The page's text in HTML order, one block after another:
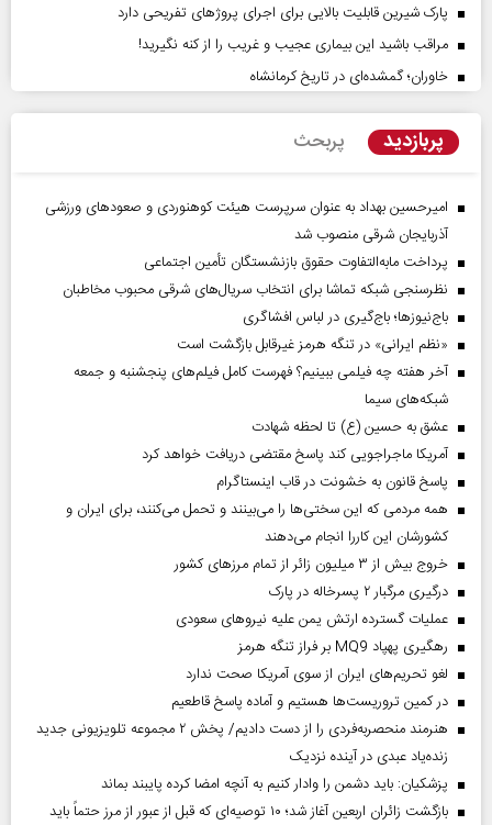
پارک شیرین قابلیت‌ بالایی برای اجرای پروژهای تفریحی دارد
مراقب باشید این بیماری عجیب و غریب را از کنه نگیرید!
خاوران؛ گمشده‌ای در تاریخ کرمانشاه
پربازدید پربحث
امیرحسین بهداد به عنوان سرپرست هیئت کوهنوردی و صعودهای ورزشی
آذربایجان شرقی منصوب شد
پرداخت مابه‌التفاوت حقوق بازنشستگان تأمین اجتماعی
نظرسنجی شبکه تماشا برای انتخاب سریال‌های شرقی محبوب مخاطبان
باج‌نیوزها؛ باج‌گیری در لباس افشاگری
«نظم ایرانی» در تنگه هرمز غیرقابل بازگشت است
آخر هفته چه فیلمی ببینیم؟ فهرست کامل فیلم‌های پنجشنبه و جمعه
شبکه‌های سیما
عشق به حسین (ع) تا لحظه شهادت
آمریکا ماجراجویی کند پاسخ مقتضی دریافت خواهد کرد
پاسخ قانون به خشونت در قاب اینستاگرام
همه مردمی که این سختی‌ها را می‌بینند و تحمل می‌کنند، برای ایران و
کشورشان این کاررا انجام می‌دهند
خروج بیش از ۳ میلیون زائر از تمام مرز‌های کشور
درگیری مرگبار ۲ پسرخاله در پارک
عملیات گسترده ارتش یمن علیه نیروهای سعودی
رهگیری پهپاد MQ9 بر فراز تنگه هرمز
لغو تحریم‌های ایران از سوی آمریکا صحت ندارد
در کمین تروریست‌ها هستیم و آماده پاسخ قاطعیم
هنرمند منحصر‌به‌فردی را از دست دادیم/ پخش ۲ مجموعه تلویزیونی جدید
زنده‌یاد عبدی در آینده نزدیک
پزشکیان: باید دشمن را وادار کنیم به آنچه امضا کرده پایبند بماند
بازگشت زائران اربعین آغاز شد؛ ۱۰ توصیه‌ای که قبل از عبور از مرز حتماً باید